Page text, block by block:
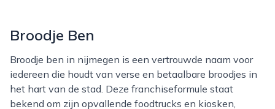
Broodje Ben
Broodje ben in nijmegen is een vertrouwde naam voor
iedereen die houdt van verse en betaalbare broodjes in
het hart van de stad. Deze franchiseformule staat
bekend om zijn opvallende foodtrucks en kiosken,